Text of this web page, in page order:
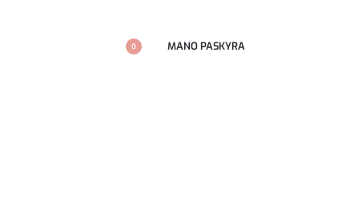
0 MANO PASKYRA